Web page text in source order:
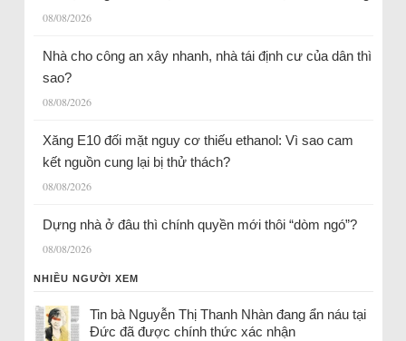
08/08/2026
Nhà cho công an xây nhanh, nhà tái định cư của dân thì
sao?
08/08/2026
Xăng E10 đối mặt nguy cơ thiếu ethanol: Vì sao cam
kết nguồn cung lại bị thử thách?
08/08/2026
Dựng nhà ở đâu thì chính quyền mới thôi “dòm ngó”?
08/08/2026
NHIỀU NGƯỜI XEM
Tin bà Nguyễn Thị Thanh Nhàn đang ẩn náu tại
Đức đã được chính thức xác nhận